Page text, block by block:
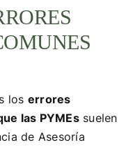
los errores
las PYMEssuelen
de Asesoría